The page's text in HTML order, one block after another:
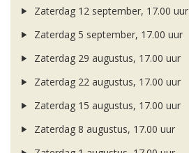
Zaterdag 12 september, 17.00 uur
Zaterdag 5 september, 17.00 uur
Zaterdag 29 augustus, 17.00 uur
Zaterdag 22 augustus, 17.00 uur
Zaterdag 15 augustus, 17.00 uur
Zaterdag 8 augustus, 17.00 uur